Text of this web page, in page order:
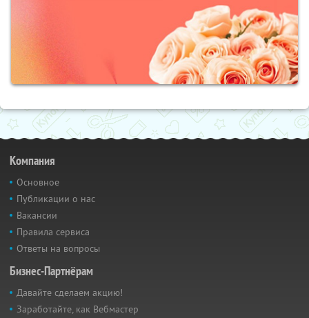
Компания
Основное
Публикации о нас
Вакансии
Правила сервиса
Ответы на вопросы
Бизнес-Партнёрам
Давайте сделаем акцию!
Заработайте, как Вебмастер